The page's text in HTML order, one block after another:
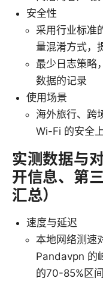
安全性
采用行业标准
量混淆方式，
最少日志策略
数据的记录
使用场景
海外旅行、跨
Wi-Fi 的安全
实测数据与
开信息、第
汇总）
速度与延迟
本地网络测速
Pandavpn 的
的70-85%区